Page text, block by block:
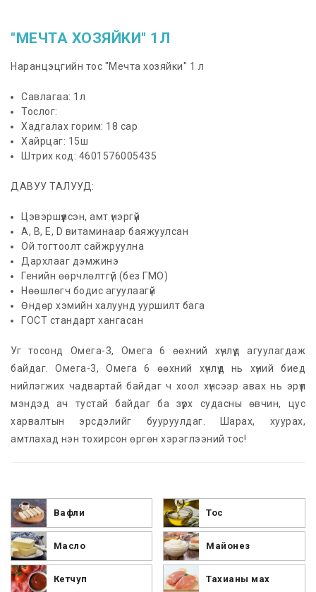
Вафли Тос
Масло Майонез
Кетчуп Тахианы мах
"МЕЧТА ХОЗЯЙКИ" 1Л
Наранцэцгийн тос "Мечта хозяйки" 1 л
Савлагаа: 1л
Тослог:
Хадгалах горим: 18 сар
Хайрцаг: 15ш
Штрих код: 4601576005435
ДАВУУ ТАЛУУД:
Цэвэршүүлсэн, амт үнэргүй
А, В, Е, D витаминаар баяжуулсан
Ой тогтоолт сайжруулна
Дархлааг дэмжинэ
Генийн өөрчлөлтгүй (без ГМО)
Нөөшлөгч бодис агуулаагүй
Өндөр хэмийн халуунд ууршилт бага
ГОСТ стандарт хангасан
Уг тосонд Омега-3, Омега 6 өөхний хүчлүүд агуулагдаж
байдаг. Омега-3, Омега 6 өөхний хүчлүүд нь хүний биед
нийлэгжих чадвартай байдаг ч хоол хүнсээр авах нь эрүүл
мэндэд ач тустай байдаг ба зүрх судасны өвчин, цус
харвалтын эрсдэлийг бууруулдаг. Шарах, хуурах,
амтлахад нэн тохирсон өргөн хэрэглээний тос!